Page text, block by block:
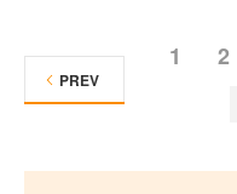
1 2
PREV